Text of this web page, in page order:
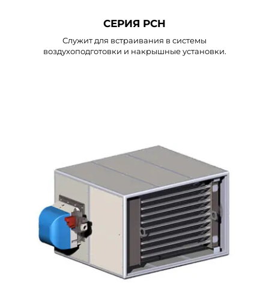
СЕРИЯ PCH
Служит для встраивания в системы
воздухоподготовки и накрышные установки.